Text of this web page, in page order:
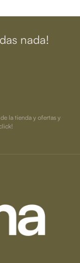
nada!
la tienda y ofertas y